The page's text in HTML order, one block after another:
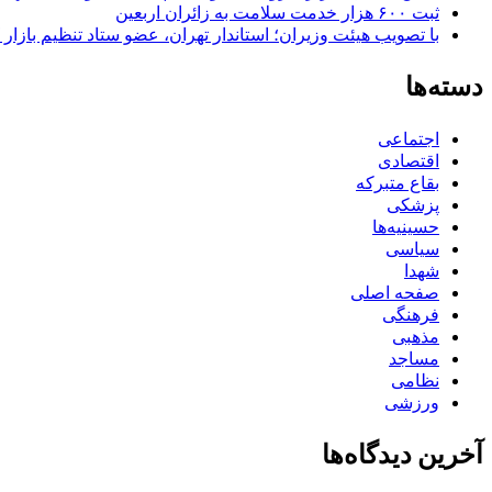
ثبت ۶۰۰ هزار خدمت سلامت به زائران اربعین
با تصویب هیئت وزیران؛ استاندار تهران، عضو ستاد تنظیم
دسته‌ها
اجتماعی
اقتصادی
بقاع متبرکه
پزشکی
حسینیه‌ها
سیاسی
شهدا
صفحه اصلی
فرهنگی
مذهبی
مساجد
نظامی
ورزشی
آخرین دیدگاه‌ها